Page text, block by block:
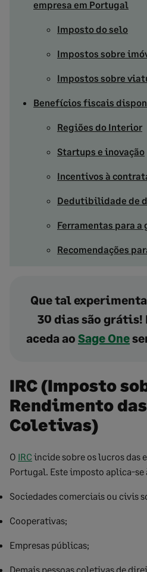
empresa em Portugal
Imposto do selo
Impostos sobre
Impostos sobre
Benefícios fiscais
Regiões do Interior
Startups e inovação
Incentivos à
Dedutibilidade de
Ferramentas para
Recomendações
Que tal
30 dias são grátis!
aceda ao Sage One
IRC (Imposto
Rendimento
Coletivas)
O IRC incide sobre os lucros das
Portugal. Este imposto aplica-se
Sociedades comerciais ou civis
Cooperativas;
Empresas públicas;
Demais pessoas coletivas de